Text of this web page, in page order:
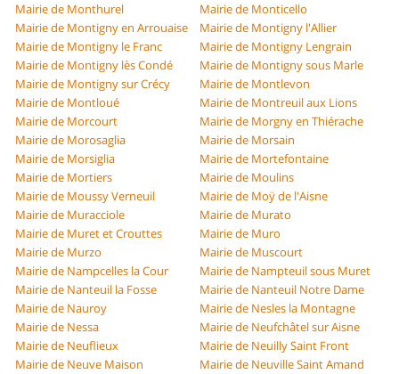
Mairie de Monthurel
Mairie de Monticello
Mairie de Montigny en Arrouaise
Mairie de Montigny l'Allier
Mairie de Montigny le Franc
Mairie de Montigny Lengrain
Mairie de Montigny lès Condé
Mairie de Montigny sous Marle
Mairie de Montigny sur Crécy
Mairie de Montlevon
Mairie de Montloué
Mairie de Montreuil aux Lions
Mairie de Morcourt
Mairie de Morgny en Thiérache
Mairie de Morosaglia
Mairie de Morsain
Mairie de Morsiglia
Mairie de Mortefontaine
Mairie de Mortiers
Mairie de Moulins
Mairie de Moussy Verneuil
Mairie de Moÿ de l'Aisne
Mairie de Muracciole
Mairie de Murato
Mairie de Muret et Crouttes
Mairie de Muro
Mairie de Murzo
Mairie de Muscourt
Mairie de Nampcelles la Cour
Mairie de Nampteuil sous Muret
Mairie de Nanteuil la Fosse
Mairie de Nanteuil Notre Dame
Mairie de Nauroy
Mairie de Nesles la Montagne
Mairie de Nessa
Mairie de Neufchâtel sur Aisne
Mairie de Neuflieux
Mairie de Neuilly Saint Front
Mairie de Neuve Maison
Mairie de Neuville Saint Amand